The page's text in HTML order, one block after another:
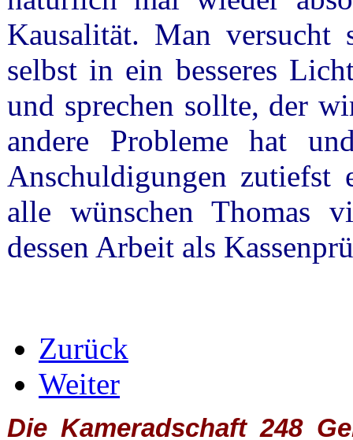
Kausalität. Man versucht
selbst in ein besseres
und sprechen sollte, der
andere Probleme hat
Anschuldigungen zutiefst
alle wünschen Thomas
dessen Arbeit als
Zurück
Weiter
Die Kameradschaft 248